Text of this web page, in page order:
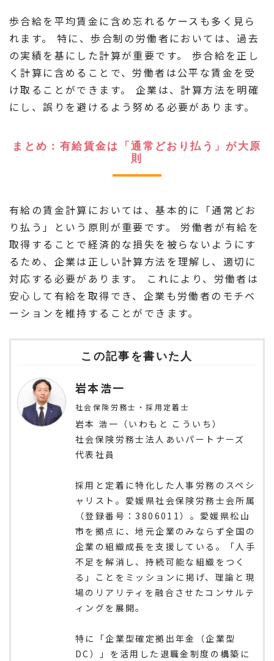
歩合給を平均賃金に含め忘れるケースも多く見ら
れます。 特に、歩合制の労働者においては、過去
の実績を基にした計算が重要です。 歩合給を正し
く計算に含めることで、労働者は公平な賃金を受
け取ることができます。 企業は、計算方法を明確
にし、誤りを避けるよう努める必要があります。
まとめ：有給賃金は「通常どおり払う」が大原
則
有給の賃金計算においては、基本的に「通常どお
り払う」という原則が重要です。 労働者が有給を
取得することで経済的な損失を被らないようにす
るため、企業は正しい計算方法を理解し、適切に
対応する必要があります。 これにより、労働者は
安心して有給を取得でき、企業も労働者のモチベ
ーションを維持することができます。
この記事を書いた人
岩本浩一
社会保険労務士・採用定着士
岩本 浩一（いわもと こういち）
社会保険労務士法人あいパートナーズ
代表社員
採用と定着に特化した人事労務のスペシ
ャリスト。愛媛県社会保険労務士会所属
（登録番号：3806011）。愛媛県松山
市を拠点に、地元企業のみならず全国の
企業の組織成長を支援している。「人手
不足を解消し、持続可能な組織をつく
る」ことをミッションに掲げ、理論と現
場のリアリティを融合させたコンサルテ
ィングを展開。
特に「企業型確定拠出年金（企業型
DC）」を活用した退職金制度の構築に